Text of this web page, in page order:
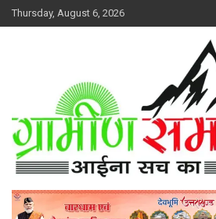
Skip
to
Thursday, August 6, 2026
Gramin Samay